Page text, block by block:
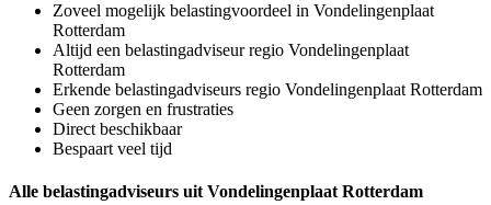
Zoveel mogelijk belastingvoordeel in Vondelingenplaat
Rotterdam
Altijd een belastingadviseur regio Vondelingenplaat
Rotterdam
Erkende belastingadviseurs regio Vondelingenplaat Rotterdam
Geen zorgen en frustraties
Direct beschikbaar
Bespaart veel tijd
Alle belastingadviseurs uit Vondelingenplaat Rotterdam